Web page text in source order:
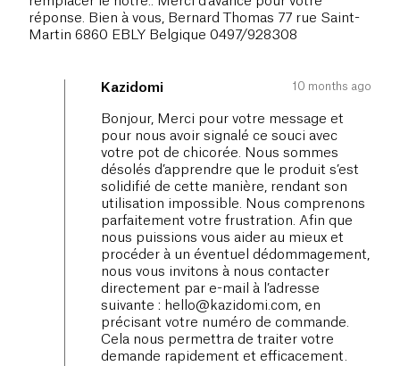
réponse. Bien à vous, Bernard Thomas 77 rue Saint-
Martin 6860 EBLY Belgique 0497/928308
Kazidomi 10 months ago
Bonjour, Merci pour votre message et
pour nous avoir signalé ce souci avec
votre pot de chicorée. Nous sommes
désolés d’apprendre que le produit s’est
solidifié de cette manière, rendant son
utilisation impossible. Nous comprenons
parfaitement votre frustration. Afin que
nous puissions vous aider au mieux et
procéder à un éventuel dédommagement,
nous vous invitons à nous contacter
directement par e-mail à l’adresse
suivante : hello@kazidomi.com, en
précisant votre numéro de commande.
Cela nous permettra de traiter votre
demande rapidement et efficacement.